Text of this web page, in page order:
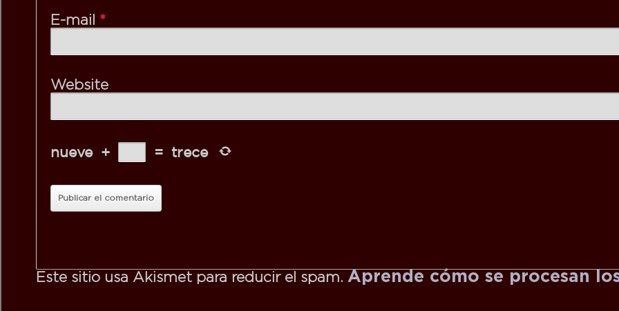
E-mail *
Website
nueve + = trece
Este sitio usa Akismet para reducir el spam. Aprende cómo se procesan